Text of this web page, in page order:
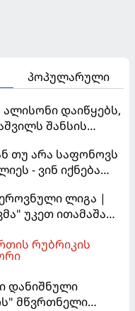
პოპულარული
ალისონი დაიწყებს,
შანსის
სჭირდება,
100%-ით
ყოფილმა
თუ არა საფონოვს
- ვინ იქნება
ეროვნული ლიგა |
უკეთ ითამაშა
გვიან
რუბრიკის
დანიშნული
მწვრთნელი